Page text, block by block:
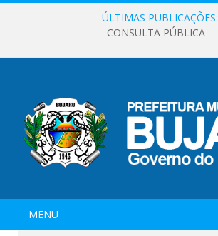
ÚLTIMAS PUBLICAÇÕES:
CONSULTA PÚBLICA
MENU